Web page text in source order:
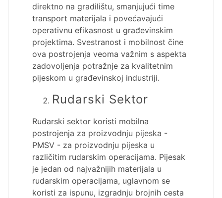
direktno na gradilištu, smanjujući time
transport materijala i povećavajući
operativnu efikasnost u građevinskim
projektima. Svestranost i mobilnost čine
ova postrojenja veoma važnim s aspekta
zadovoljenja potražnje za kvalitetnim
pijeskom u građevinskoj industriji.
Rudarski Sektor
Rudarski sektor koristi mobilna
postrojenja za proizvodnju pijeska -
PMSV - za proizvodnju pijeska u
različitim rudarskim operacijama. Pijesak
je jedan od najvažnijih materijala u
rudarskim operacijama, uglavnom se
koristi za ispunu, izgradnju brojnih cesta